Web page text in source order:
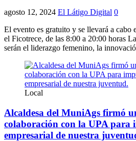
agosto 12, 2024 El Látigo Digital 0
El evento es gratuito y se llevará a cabo
el Ficotrece, de las 8:00 a 20:00 horas
serán el liderazgo femenino, la
Local
Alcaldesa del MuniAgs firmó
colaboración con la UPA para
empresarial de nuestra